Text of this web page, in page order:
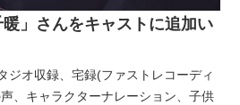
」さんをキャストに追加い
ジオ収録、宅録(ファストレコーディ
、キャラクターナレーション、子供